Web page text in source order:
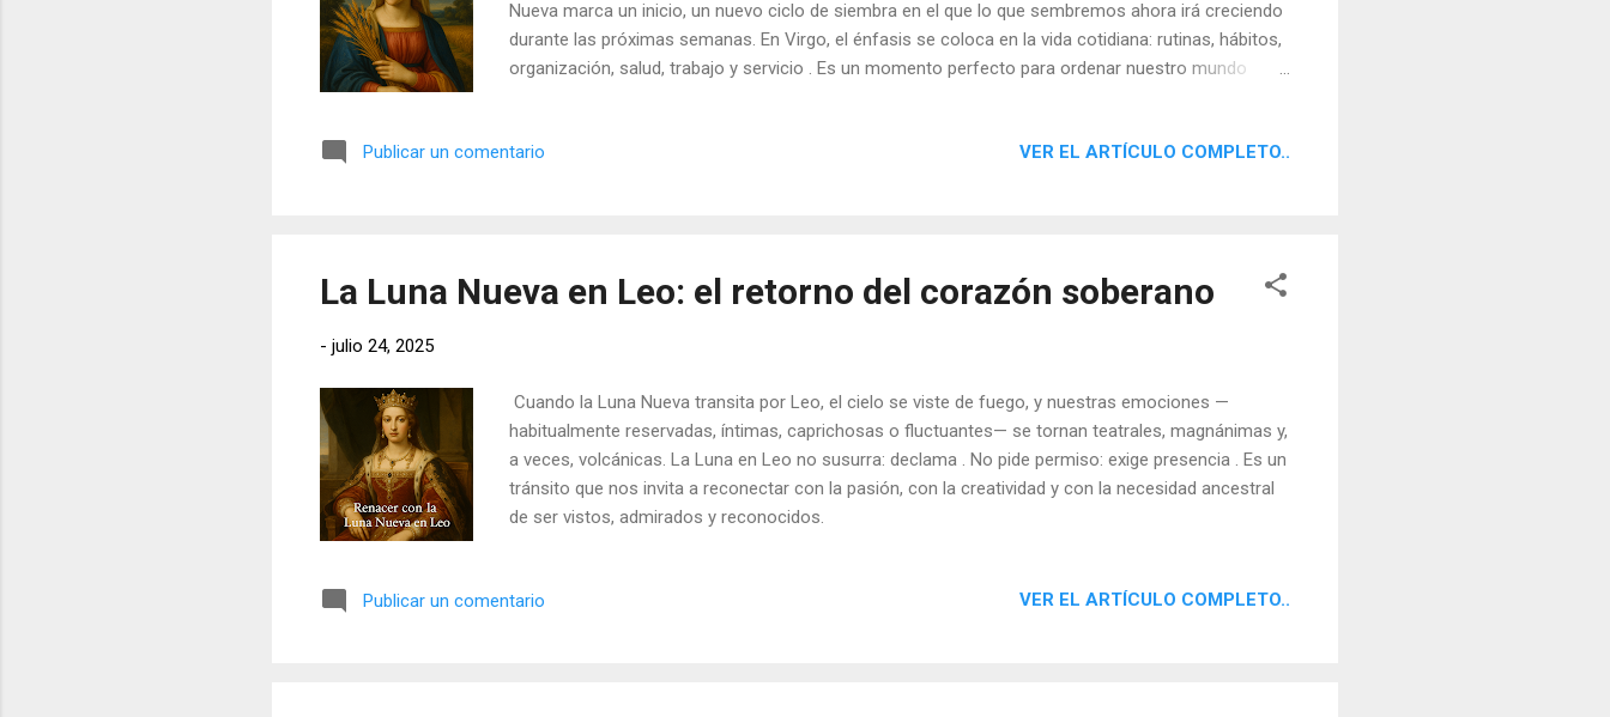
Nueva marca un inicio, un nuevo ciclo de siembra en el que lo que sembremos ahora irá creciendo
durante las próximas semanas. En Virgo, el énfasis se coloca en la vida cotidiana: rutinas, hábitos,
organización, salud, trabajo y servicio . Es un momento perfecto para ordenar nuestro mundo
Publicar un comentario VER EL ARTÍCULO COMPLETO..
La Luna Nueva en Leo: el retorno del corazón soberano
- julio 24, 2025
Cuando la Luna Nueva transita por Leo, el cielo se viste de fuego, y nuestras emociones —
habitualmente reservadas, íntimas, caprichosas o fluctuantes— se tornan teatrales, magnánimas y,
a veces, volcánicas. La Luna en Leo no susurra: declama . No pide permiso: exige presencia . Es un
tránsito que nos invita a reconectar con la pasión, con la creatividad y con la necesidad ancestral
de ser vistos, admirados y reconocidos.
Publicar un comentario VER EL ARTÍCULO COMPLETO..